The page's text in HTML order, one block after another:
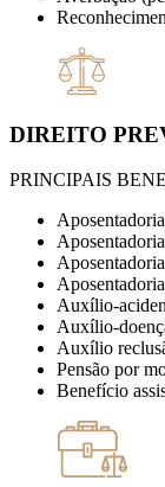
DIREITO
PRINCIPAIS
Auxílio-
Auxílio-
Auxílio
Pensão por
Benefício